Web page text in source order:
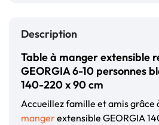
Description
Table à manger extensible
GEORGIA 6-10 personnes
140-220 x 90 cm
Accueillez famille et amis grâce
mangerextensible GEORGIA